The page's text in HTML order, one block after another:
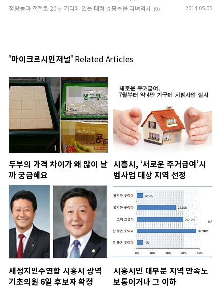
정왕동과 전철로 20분 거리에 있는 대형 쇼핑몰을 다녀와서 (0) 2014.05.05
'마이크로시민저널' Related Articles
두부의 가격 차이가 왜 많이 날
까 궁금해요
시흥시, ‘새로운 주거급여’시
범사업 대상 지역 선정
새정치민주연합 시흥시 광역
기초의원 6일 후보자 확정
시흥시민 대부분 지역 만족도
보통이거나 그 이하